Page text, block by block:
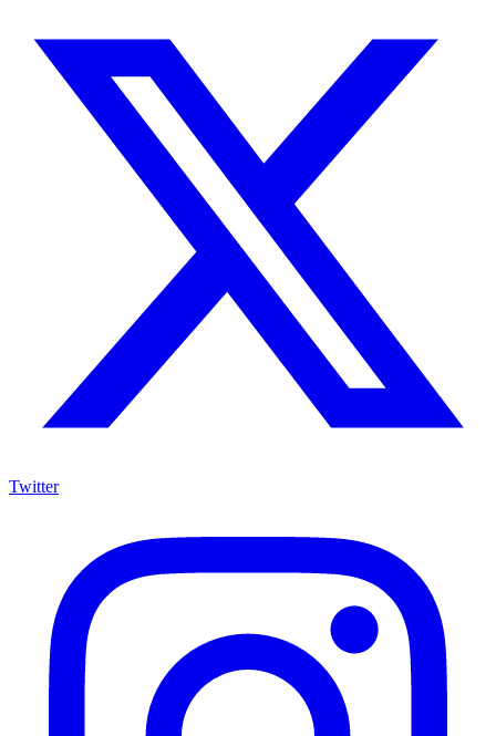
Twitter